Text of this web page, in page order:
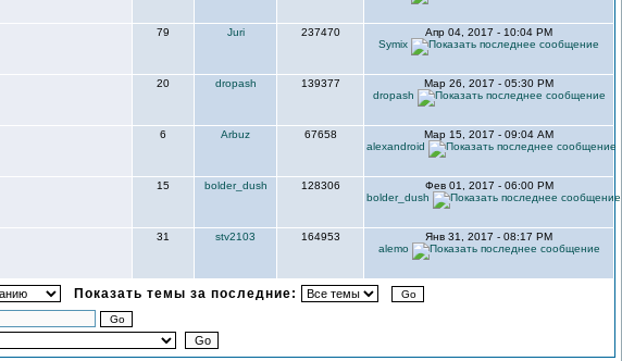
79 Juri 237470
Апр 04, 2017 - 10:04 PM
Symix
20 dropash 139377
Мар 26, 2017 - 05:30 PM
dropash
6 Arbuz 67658
Мар 15, 2017 - 09:04 AM
alexandroid
15 bolder_dush 128306
Фев 01, 2017 - 06:00 PM
bolder_dush
31 stv2103 164953
Янв 31, 2017 - 08:17 PM
alemo
Показать темы за последние: